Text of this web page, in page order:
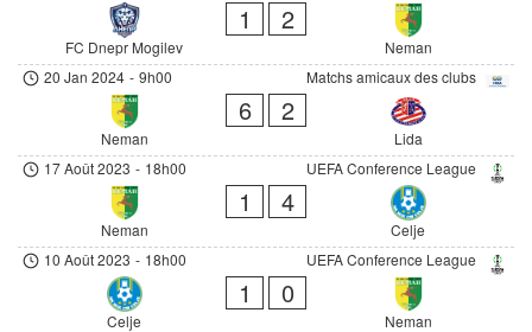
FC Dnepr Mogilev
1 2
Neman
Matchs amicaux des clubs
20 Jan 2024 - 9h00
Neman
6 2
Lida
UEFA Conference League
17 Août 2023 - 18h00
Neman
1 4
Celje
UEFA Conference League
10 Août 2023 - 18h00
Celje
1 0
Neman